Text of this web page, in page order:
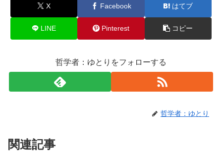
X Facebook はてブ
LINE Pinterest コピー
哲学者：ゆとりをフォローする
哲学者：ゆとり
関連記事